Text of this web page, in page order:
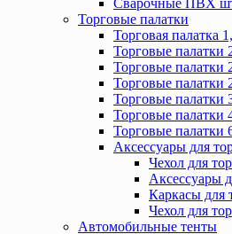
Сварочные ПВХ
Торговые палатки
Торговая палатка
Торговые палатки
Торговые палатки
Торговые палатки
Торговые палатки
Торговые палатки
Торговые палатки
Аксессуары для
Чехол для
Аксессуары
Каркасы для
Чехол для
Автомобильные тенты